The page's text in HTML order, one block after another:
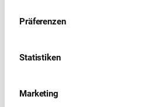
willigen Sie in das Setzen von
Endgerät, mit dem Sie unsere
sowie in die mit der jeweiligen
willigen Sie gem. Art. 49 Abs. 1
dass Ihre personenbezogenen
Präferenzen
Statistiken
Marketing